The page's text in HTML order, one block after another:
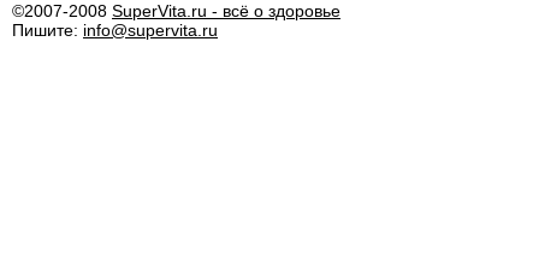
©2007-2008 SuperVita.ru - всё о здоровье
Пишите: info@supervita.ru